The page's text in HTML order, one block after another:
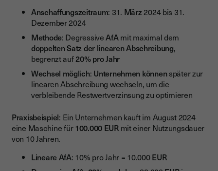
Anschaffungszeitraum: 31. März 2024 bis 31.
Dezember 2024
Methode: DegressiveAfAmit maximal dem
doppelten Satz der linearen Abschreibung,
begrenzt auf20% pro Jahr
Wechsel möglich: Unternehmen könnenspäter zur
linearen Abschreibung wechseln, um die
verbleibende Restwertverzinsung zu optimieren
Praxisbeispiel: Ein Unternehmen kauft im August 2024
eine Maschine für100.000 EURmit einer Nutzungsdauer
von 10 Jahren.
Lineare AfA: 10% pro Jahr = 10.000EUR